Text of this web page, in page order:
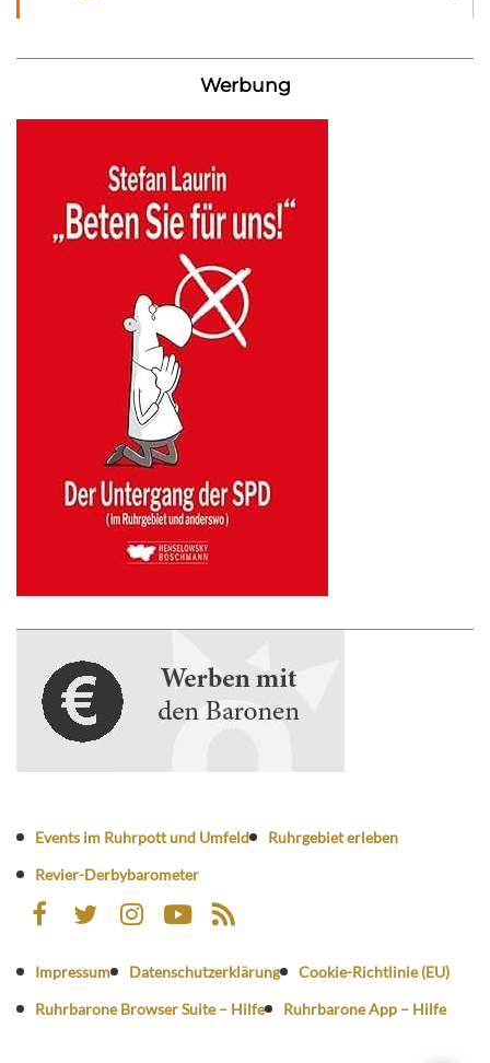
Werbung
Events im Ruhrpott und Umfeld
Ruhrgebiet erleben
Revier-Derbybarometer
Impressum Datenschutzerklärung
Cookie-Richtlinie (EU)
Ruhrbarone Browser Suite – Hilfe
Ruhrbarone App – Hilfe